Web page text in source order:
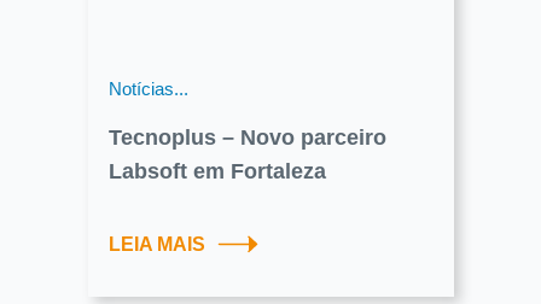
Notícias...
Tecnoplus – Novo parceiro
Labsoft em Fortaleza
LEIA MAIS